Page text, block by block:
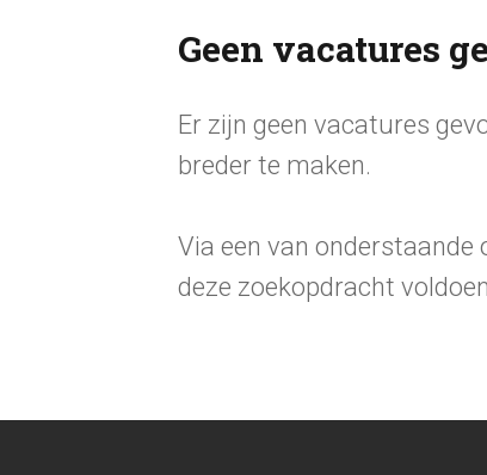
Geen vacatures
Er zijn geen vacatures
breder te maken.
Via een van
deze zoekopdracht